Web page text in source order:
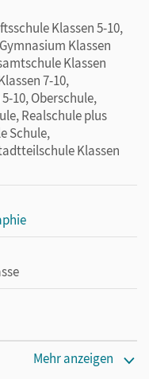
Klassen 5-10,
Klassen
Klassen
7-10,
10, Oberschule,
Realschule plus
Schule,
Klassen
Mehr anzeigen